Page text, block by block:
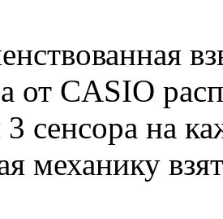
от CASIO
3 сенсора на
механику